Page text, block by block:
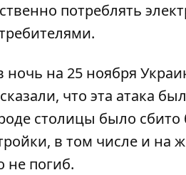
потреблять
ночь на 25 ноября
что эта атака
столицы было сбито
в том числе и на
не погиб.